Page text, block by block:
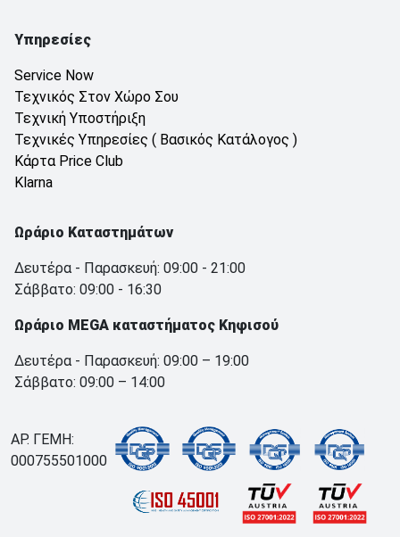
Υπηρεσίες
Service Now
Τεχνικός Στον Χώρο Σου
Τεχνική Υποστήριξη
Τεχνικές Υπηρεσίες ( Βασικός Κατάλογος )
Κάρτα Price Club
Klarna
Ωράριο Καταστημάτων
Δευτέρα - Παρασκευή: 09:00 - 21:00
Σάββατο: 09:00 - 16:30
Ωράριο MEGA καταστήματος Κηφισού
Δευτέρα - Παρασκευή: 09:00 – 19:00
Σάββατο: 09:00 – 14:00
ΑΡ. ΓΕΜΗ:
000755501000